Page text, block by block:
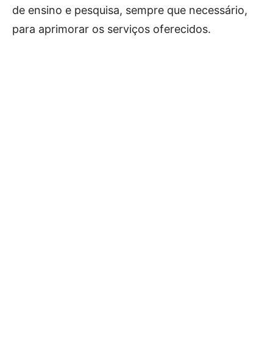
de ensino e pesquisa, sempre que necessário,
para aprimorar os serviços oferecidos.